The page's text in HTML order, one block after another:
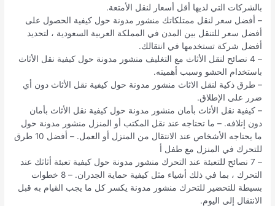
بالشركات التي لديها أقل أسعار لنقل الأمتعة.
– أفضل سعر لنقل ممتلكاتك منشور مدونة حول كيفية الحصول على
أفضل سعر للتنقل بين المدن في المملكة العربية السعودية ، لتحديد
أفضل شركة تستخدمها في انتقالك.
– 4 نصائح لنقل الأثاث مع التغليف منشور مدونة حول كيفية نقل الأثاث
باستخدام الحشو وسبب أهميته.
– طرق ذكية لنقل الاثاث منشور مدونة حول كيفية نقل الأثاث دون أي
ضرر على الإطلاق.
– كيفية نقل الأثاث بأمان منشور مدونة حول كيفية نقل الأثاث بأمان
دون إتلافه. – ما تحتاجه عند نقل المكتب أو المنزل منشور مدونة حول
ما يحتاجه الأشخاص عند الانتقال من المنزل أو العمل. – أفضل 10 طرق
للتحرك في المنزل مع طفل أ
– 7 نصائح للتعبئة عند التحرك منشور مدونة حول كيفية تعبئة أثاثك عند
التحرك ، بما في ذلك أشياء مثل كيفية حماية الجدران. – 8 خطوات
بسيطة للتحضير للتحرك منشور مدونة يكسر كل ما يجب القيام به قبل
الانتقال إلى اليوم.